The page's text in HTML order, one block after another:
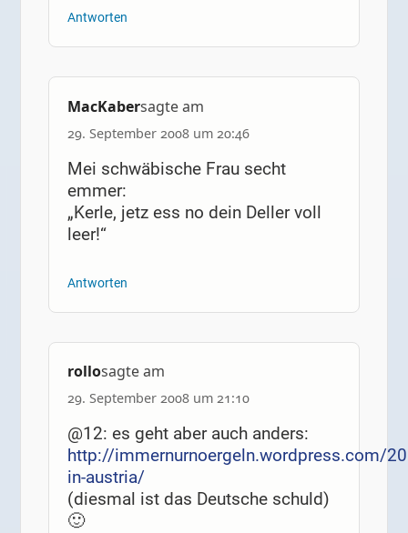
Antworten
MacKabersagte am
29. September 2008 um 20:46
Mei schwäbische Frau secht
emmer:
„Kerle, jetz ess no dein Deller voll
leer!“
Antworten
rollosagte am
29. September 2008 um 21:10
@12: es geht aber auch anders:
http://immernurnoergeln.wordpress.com/
in-austria/
(diesmal ist das Deutsche schuld)
🙂